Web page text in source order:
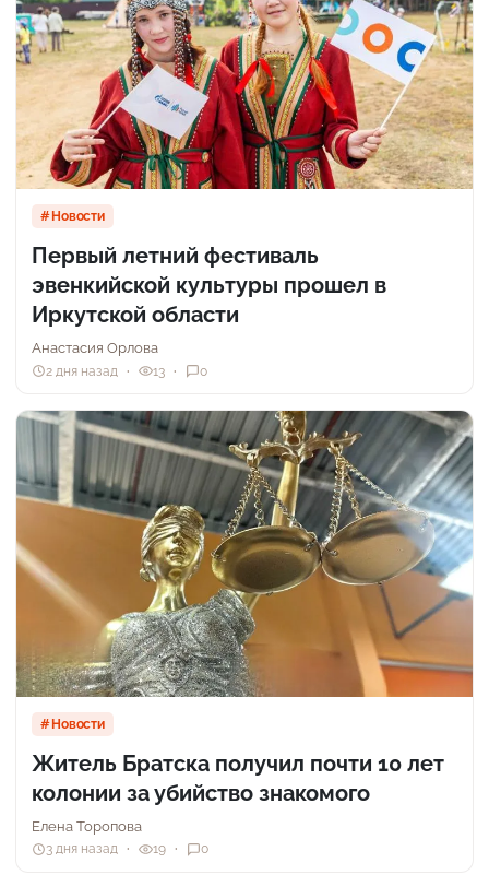
Новости
Первый летний фестиваль
эвенкийской культуры прошел в
Иркутской области
Анастасия Орлова
2 дня назад 13 0
Новости
Житель Братска получил почти 10 лет
колонии за убийство знакомого
Елена Торопова
3 дня назад 19 0